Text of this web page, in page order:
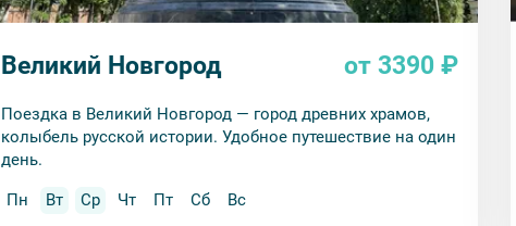
Великий Новгород от 3390 ₽
Поездка в Великий Новгород — город древних храмов,
колыбель русской истории. Удобное путешествие на один
день.
Пн Вт Ср Чт Пт Сб Вс